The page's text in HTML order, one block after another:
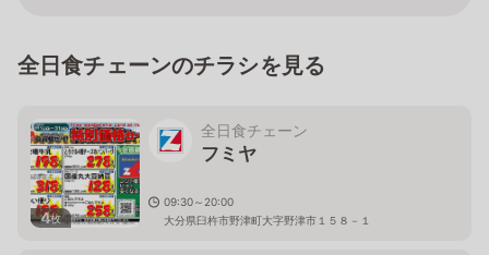
全日食チェーンのチラシを見る
4枚
全日食チェーン
フミヤ
09:30～20:00
大分県臼杵市野津町大字野津市１５８－１